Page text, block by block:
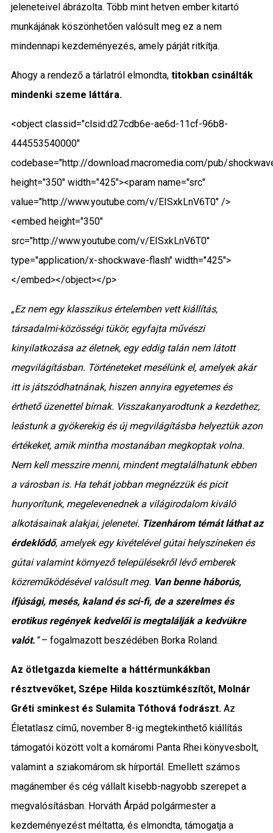
Kapcsolat
jeleneteivel ábrázolta. Több mint hetven ember kitartó
munkájának köszönhetően valósult meg ez a nem
mindennapi kezdeményezés, amely párját ritkítja.
Ahogy a rendező a tárlatról elmondta,titokban csinálták
mindenki szeme láttára.
<object classid="clsid:d27cdb6e-ae6d-11cf-96b8-
444553540000"
codebase="http://download.macromedia.com/pub/
height="350" width="425"><param name="src"
value="http://www.youtube.com/v/EISxkLnV6T0" />
<embed height="350"
src="http://www.youtube.com/v/EISxkLnV6T0"
type="application/x-shockwave-flash" width="425">
</embed></object></p>
„Ez nem egy klasszikus értelemben vett kiállítás,
társadalmi-közösségi tükör, egyfajta művészi
kinyilatkozása az életnek, egy eddig talán nem látott
megvilágításban. Történeteket mesélünk el, amelyek akár
itt is játszódhatnának, hiszen annyira egyetemes és
érthető üzenettel bírnak. Visszakanyarodtunk a kezdethez,
leástunk a gyökerekig és új megvilágításba helyeztük azon
értékeket, amik mintha mostanában megkoptak volna.
Nem kell messzire menni, mindent megtalálhatunk ebben
a városban is. Ha tehát jobban megnézzük és picit
hunyorítunk, megelevenednek a világirodalom kiváló
alkotásainak alakjai, jelenetei. Tizenhárom témát láthat az
érdeklődő, amelyek egy kivételével gútai helyszíneken és
gútai valamint környező településekről lévő emberek
közreműködésével valósult meg. Van benne háborús,
ifjúsági, mesés, kaland és sci-fi, de a szerelmes és
erotikus regények kedvelői is megtalálják a kedvükre
valót.”– fogalmazott beszédében Borka Roland.
Az ötletgazda kiemelte a háttérmunkákban
résztvevőket, Szépe Hilda kosztümkészítőt, Molnár
Gréti sminkest és Sulamita Tóthová fodrászt.Az
Életatlasz című, november 8-ig megtekinthető kiállítás
támogatói között volt a komáromi Panta Rhei könyvesbolt,
valamint a sziakomárom.sk hírportál. Emellett számos
magánember és cég vállalt kisebb-nagyobb szerepet a
megvalósításban. Horváth Árpád polgármester a
kezdeményezést méltatta, és elmondta, támogatja a